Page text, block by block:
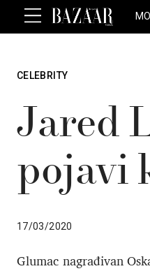
CELEBRITY
Jared
pojavi
17/03/2020
Glumac nagrađivan